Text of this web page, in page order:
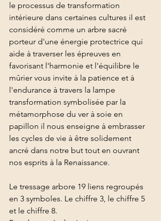
le processus de transformation
intérieure dans certaines cultures il est
considéré comme un arbre sacré
porteur d'une énergie protectrice qui
aide à traverser les épreuves en
favorisant l'harmonie et l'équilibre le
mûrier vous invite à la patience et à
l'endurance à travers la lampe
transformation symbolisée par la
métamorphose du ver à soie en
papillon il nous enseigne à embrasser
les cycles de vie à être solidement
ancré dans notre but tout en ouvrant
nos esprits à la Renaissance.
Le tressage arbore 19 liens regroupés
en 3 symboles. Le chiffre 3, le chiffre 5
et le chiffre 8.